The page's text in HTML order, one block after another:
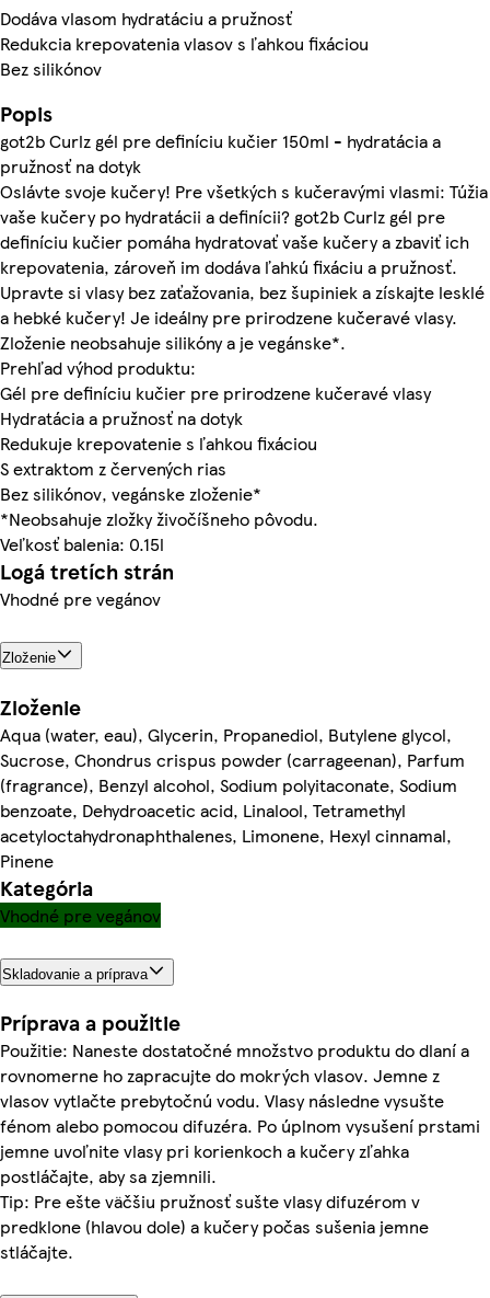
Dodáva vlasom hydratáciu a pružnosť
Redukcia krepovatenia vlasov s ľahkou fixáciou
Bez silikónov
Popis
got2b Curlz gél pre definíciu kučier 150ml - hydratácia a
pružnosť na dotyk
Oslávte svoje kučery! Pre všetkých s kučeravými vlasmi: Túžia
vaše kučery po hydratácii a definícii? got2b Curlz gél pre
definíciu kučier pomáha hydratovať vaše kučery a zbaviť ich
krepovatenia, zároveň im dodáva ľahkú fixáciu a pružnosť.
Upravte si vlasy bez zaťažovania, bez šupiniek a získajte lesklé
a hebké kučery! Je ideálny pre prirodzene kučeravé vlasy.
Zloženie neobsahuje silikóny a je vegánske*.
Prehľad výhod produktu:
Gél pre definíciu kučier pre prirodzene kučeravé vlasy
Hydratácia a pružnosť na dotyk
Redukuje krepovatenie s ľahkou fixáciou
S extraktom z červených rias
Bez silikónov, vegánske zloženie*
*Neobsahuje zložky živočíšneho pôvodu.
Veľkosť balenia: 0.15l
Logá tretích strán
Vhodné pre vegánov
Zloženie
Zloženie
Aqua (water, eau), Glycerin, Propanediol, Butylene glycol,
Sucrose, Chondrus crispus powder (carrageenan), Parfum
(fragrance), Benzyl alcohol, Sodium polyitaconate, Sodium
benzoate, Dehydroacetic acid, Linalool, Tetramethyl
acetyloctahydronaphthalenes, Limonene, Hexyl cinnamal,
Pinene
Kategória
Vhodné pre vegánov
Skladovanie a príprava
Príprava a použitie
Použitie: Naneste dostatočné množstvo produktu do dlaní a
rovnomerne ho zapracujte do mokrých vlasov. Jemne z
vlasov vytlačte prebytočnú vodu. Vlasy následne vysušte
fénom alebo pomocou difuzéra. Po úplnom vysušení prstami
jemne uvoľnite vlasy pri korienkoch a kučery zľahka
postláčajte, aby sa zjemnili.
Tip: Pre ešte väčšiu pružnosť sušte vlasy difuzérom v
predklone (hlavou dole) a kučery počas sušenia jemne
stláčajte.